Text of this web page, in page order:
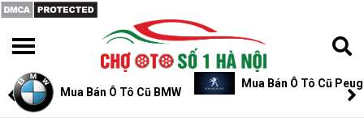
Mua Bán Ô Tô Cũ BMW
Mua Bán Ô Tô Cũ